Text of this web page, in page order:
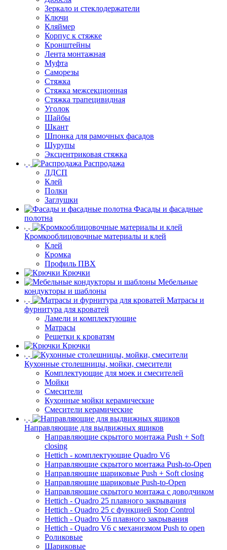
Зеркало и стеклодержатели
Ключи
Кляймер
Корпус к стяжке
Кронштейны
Лента монтажная
Муфта
Саморезы
Стяжка
Стяжка межсекционная
Стяжка трапецивидная
Уголок
Шайбы
Шкант
Шпонка для рамочных фасадов
Шурупы
Эксцентриковая стяжка
Распродажа
ЛДСП
Клей
Полки
Заглушки
Фасады и фасадные
полотна
Кромкооблицовочные материалы и клей
Клей
Кромка
Профиль ПВХ
Крючки
Мебельные
кондукторы и шаблоны
Матрасы и
фурнитура для кроватей
Ламели и комплектующие
Матрасы
Решетки к кроватям
Крючки
Кухонные столешницы, мойки, смесители
Комплектующие для моек и смесителей
Мойки
Смесители
Кухонные мойки керамические
Смесители керамические
Направляющие для выдвижных ящиков
Направляющие скрытого монтажа Push + Soft
closing
Hettich - комплектующие Quadro V6
Направляющие скрытого монтажа Push-to-Open
Направляющие шариковые Push + Soft closing
Направляющие шариковые Push-to-Open
Направляющие скрытого монтажа с доводчиком
Hettich - Quadro 25 плавного закрывания
Hettich - Quadro 25 с функцией Stop Control
Hettich - Quadro V6 плавного закрывания
Hettich - Quadro V6 с механизмом Push to open
Роликовые
Шариковые